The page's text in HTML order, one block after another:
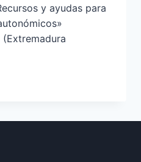
y ayudas para